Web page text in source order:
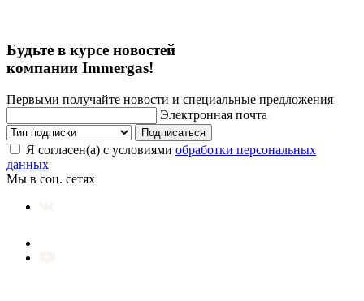
Будьте в курсе новостей
компании Immergas!
Первыми получайте новости и специальные предложения
Электронная почта
Подписаться
Я согласен(а) с условиями обработки персональных
данных
Мы в соц. сетях